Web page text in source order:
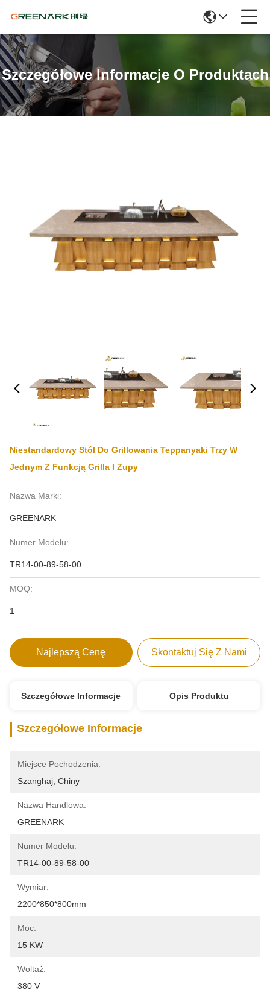
Szczegółowe Informacje O Produktach
Niestandardowy Stół Do Grillowania Teppanyaki Trzy W
Jednym Z Funkcją Grilla I Zupy
Nazwa Marki:
GREENARK
Numer Modelu:
TR14-00-89-58-00
MOQ:
1
Najlepszą Cenę Skontaktuj Się Z Nami
Szczegółowe Informacje Opis Produktu
Szczegółowe Informacje
Miejsce Pochodzenia:
Szanghaj, Chiny
Nazwa Handlowa:
GREENARK
Numer Modelu:
TR14-00-89-58-00
Wymiar:
2200*850*800mm
Moc:
15 KW
Woltaż:
380 V